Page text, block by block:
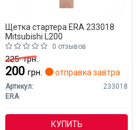
Щетка стартера ERA 233018
Mitsubishi L200
0 отзывов
225грн.
200 грн. отправка завтра
Артикул:
233018
ERA
КУПИТЬ